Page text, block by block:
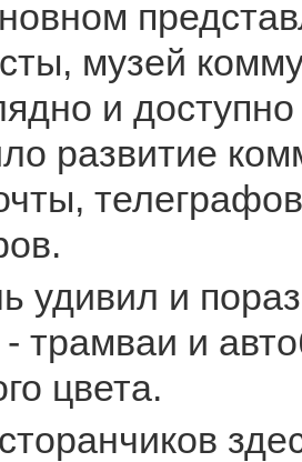
музей
и
развитие
удивил и
- трамваи и
цвета.